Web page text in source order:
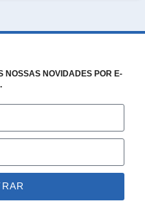
NOVIDADES POR E-